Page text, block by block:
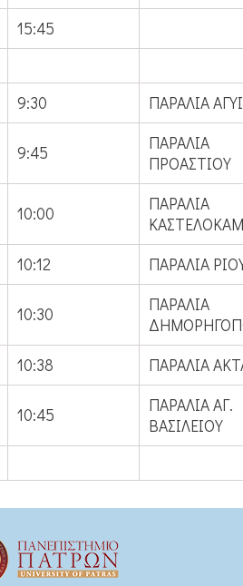
15:45
9:30 ΠΑΡΑΛΙΑ
9:45
ΠΑΡΑΛΙΑ
ΠΡΟΑΣΤΙΟΥ
10:00
ΠΑΡΑΛΙΑ
10:12
ΠΑΡΑΛΙΑ
10:30
ΠΑΡΑΛΙΑ
10:38
ΠΑΡΑΛΙΑ
10:45
ΠΑΡΑΛΙΑ ΑΓ.
ΒΑΣΙΛΕΙΟΥ